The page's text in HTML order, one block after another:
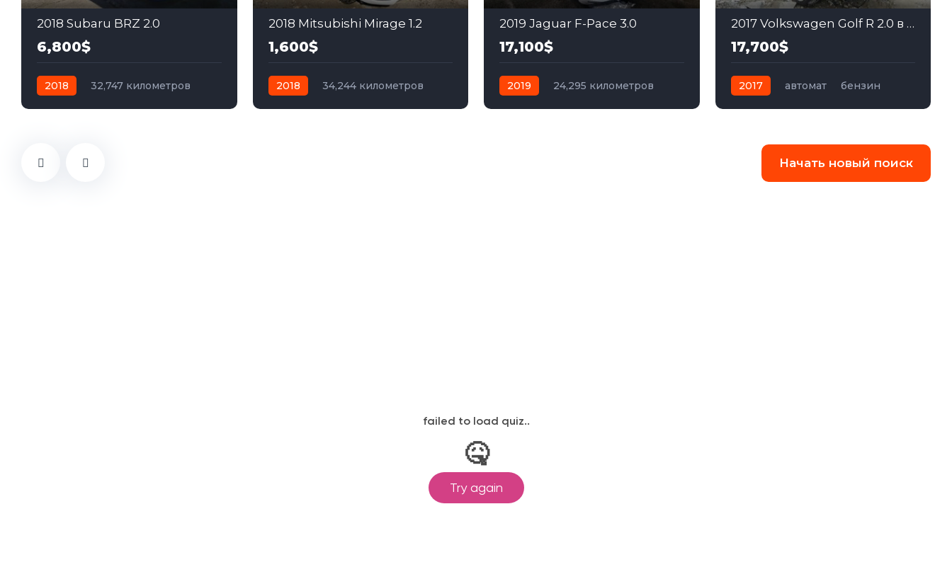
2018 Subaru BRZ 2.0
6,800$
2018
32,747 километров
2018 Mitsubishi Mirage 1.2
1,600$
2018
34,244 километров
2019 Jaguar F-Pace 3.0
17,100$
2019
24,295 километров
2017 Volkswagen Golf R 2.0 в США
17,700$
2017 автомат
бензин
Начать новый поиск